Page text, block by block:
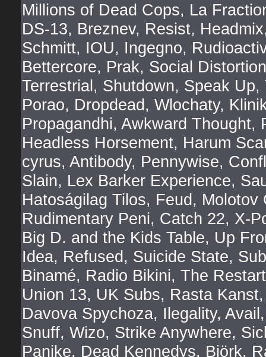
Millions of Dead Cops, La
DS-13, Breznev, Resist,
Schmitt, IOU, Ingegno,
Bettercore, Prak, Social
Terrestrial, Shutdown, Speak
Porao, Dropdead, Wlochaty,
Propagandhi, Awkward Thought,
Headless Horsement, Harum
cyrus, Antibody, Pennywise,
Slain, Lex Barker Experience,
Hatoságilag Tilos, Feud,
Rudimentary Peni, Catch 22, X-
Big D. and the Kids Table, Up
Idea, Refused, Suicide State,
Binamé, Radio Bikini, The
Union 13, UK Subs, Rasta
Davova Spychoza, Ilegality,
Snuff, Wizo, Strike Anywhere,
Panike, Dead Kennedys, Björk,